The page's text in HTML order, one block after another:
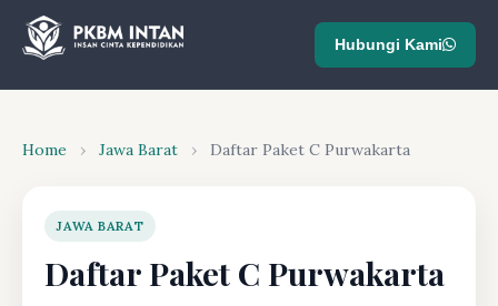
Hubungi Kami
Home › Jawa Barat › Daftar Paket C Purwakarta
JAWA BARAT
Daftar Paket C Purwakarta